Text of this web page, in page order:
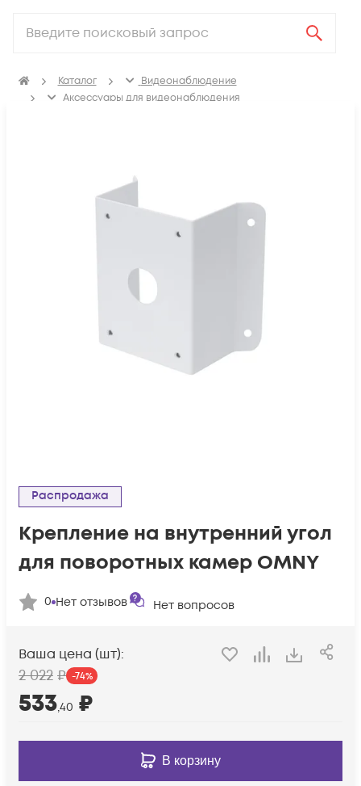
Каталог
Видеонаблюдение
Аксессуары для видеонаблюдения
Распродажа
Крепление на внутренний угол
для поворотных камер OMNY
0 Нет отзывов Нет вопросов
Ваша цена (шт):
2 022 ₽ -74%
533,40 ₽
В корзину